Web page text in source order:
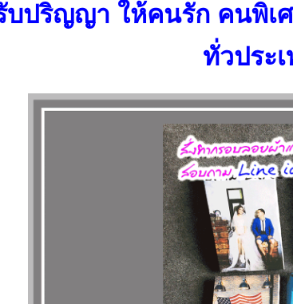
บปริญญา ให้คนรัก คนพิเ
ทั่วประ